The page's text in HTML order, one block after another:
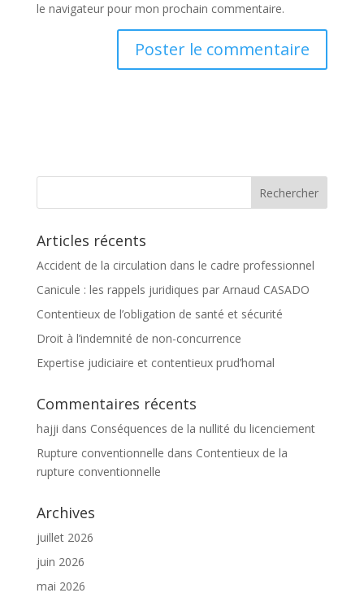
le navigateur pour mon prochain commentaire.
Articles récents
Accident de la circulation dans le cadre professionnel
Canicule : les rappels juridiques par Arnaud CASADO
Contentieux de l’obligation de santé et sécurité
Droit à l’indemnité de non-concurrence
Expertise judiciaire et contentieux prud’homal
Commentaires récents
hajji dans Conséquences de la nullité du licenciement
Rupture conventionnelle dans Contentieux de la
rupture conventionnelle
Archives
juillet 2026
juin 2026
mai 2026